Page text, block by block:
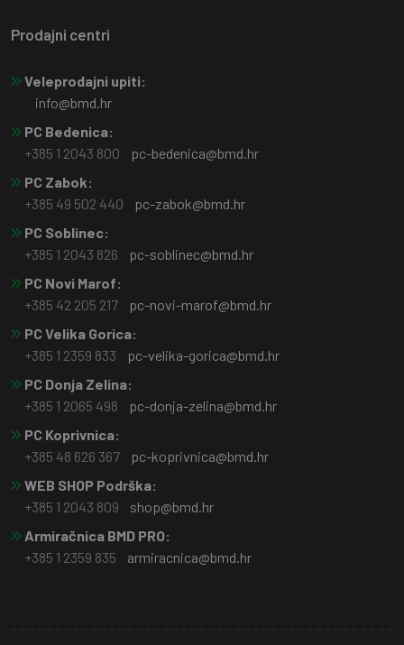
Prodajni centri
Veleprodajni upiti:
info@bmd.hr
PC Bedenica:
+385 1 2043 800
pc-bedenica@bmd.hr
PC Zabok:
+385 49 502 440
pc-zabok@bmd.hr
PC Soblinec:
+385 1 2043 826
pc-soblinec@bmd.hr
PC Novi Marof:
+385 42 205 217
pc-novi-marof@bmd.hr
PC Velika Gorica:
+385 1 2359 833
pc-velika-gorica@bmd.hr
PC Donja Zelina:
+385 1 2065 498
pc-donja-zelina@bmd.hr
PC Koprivnica:
+385 48 626 367
pc-koprivnica@bmd.hr
WEB SHOP Podrška:
+385 1 2043 809
shop@bmd.hr
Armiračnica BMD PRO:
+385 1 2359 835
armiracnica@bmd.hr